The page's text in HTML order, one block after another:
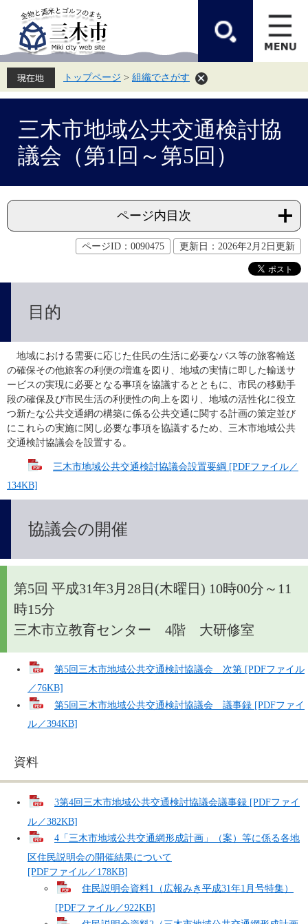
先
頭
す。
を
飛
し
トップページ > 組織でさがす
三木市地域公共交通検討協
議会（第1回～第5回）
ページ内目次
ページID：0090475 更新日：2026年2月2日更新
目的
地域における需要に応じた住民の生活に必要なバス等の旅客輸送
の確保その他旅客の利便の増進を図り、地域の実情に即した輸送サ
ービスの実現に必要となる事項を協議するとともに、市民の移動手
段の確保及び市民生活の利便性の向上を図り、地域の活性化に役立
つ新たな公共交通網の構築に係る公共交通に関する計画の策定並び
にこれらの実施に関し必要な事項を協議するため、三木市地域公共
交通検討協議会を設置する。
三木市地域公共交通検討協議会設置要綱 [PDFファイル／
134KB]
協議会の開催
第5回 平成31年3月28日(木曜日) 10時00分～11
時15分
三木市立教育センター 4階 大研修室
第5回三木市地域公共交通検討協議会 次第 [PDFファイル
／76KB]
第5回三木市地域公共交通検討協議会 議事録 [PDFファイ
ル／394KB]
資料
3第4回三木市地域公共交通検討協議会議事録 [PDFファイ
ル／382KB]
4「三木市地域公共交通網形成計画」（案）等に係る各地
区住民説明会の開催結果について
[PDFファイル／178KB]
住民説明会資料1（広報みき平成31年1月号特集）
[PDFファイル／922KB]